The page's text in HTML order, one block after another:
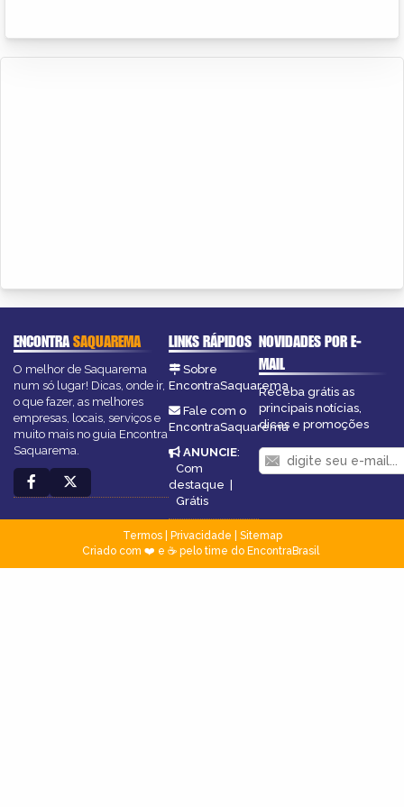
ENCONTRASAQUAREMA
O melhor de Saquarema
num só lugar! Dicas, onde ir,
o que fazer, as melhores
empresas, locais, serviços e
muito mais no guia Encontra
Saquarema.
LINKS RÁPIDOS
Sobre
EncontraSaquarema
Fale com o
EncontraSaquarema
ANUNCIE:
Com
destaque |
Grátis
NOVIDADES POR E-
MAIL
Receba grátis as
principais notícias,
dicas e promoções
Termos| Privacidade
Sitemap
Criado com ❤️ e ☕ pelo time do EncontraBrasil